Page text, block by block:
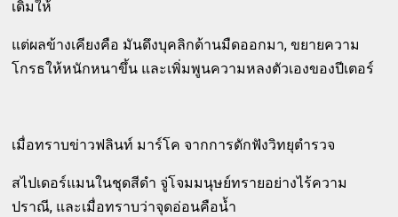
เดิมให้
แต่ผลข้างเคียงคือ มันดึงบุคลิกด้านมืดออกมา, ขยายความ
โกรธให้หนักหนาขึ้น และเพิ่มพูนความหลงตัวเองของปีเตอร์
เมื่อทราบข่าวฟลินท์ มาร์โค จากการดักฟังวิทยุตำรวจ
สไปเดอร์แมนในชุดสีดำ จู่โจมมนุษย์ทรายอย่างไร้ความ
ปราณี, และเมื่อทราบว่าจุดอ่อนคือน้ำ